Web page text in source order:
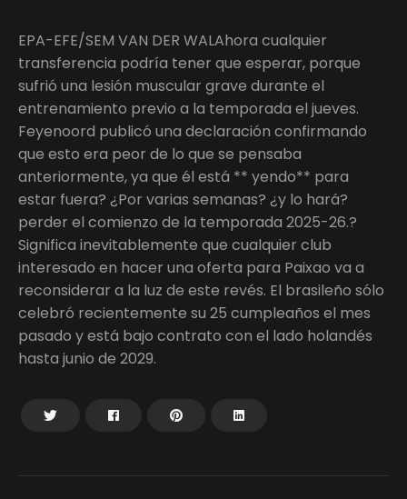
EPA-EFE/SEM VAN DER WALAhora cualquier
transferencia podría tener que esperar, porque
sufrió una lesión muscular grave durante el
entrenamiento previo a la temporada el jueves.
Feyenoord publicó una declaración confirmando
que esto era peor de lo que se pensaba
anteriormente, ya que él está ** yendo** para
estar fuera? ¿Por varias semanas? ¿y lo hará?
perder el comienzo de la temporada 2025-26.?
Significa inevitablemente que cualquier club
interesado en hacer una oferta para Paixao va a
reconsiderar a la luz de este revés. El brasileño sólo
celebró recientemente su 25 cumpleaños el mes
pasado y está bajo contrato con el lado holandés
hasta junio de 2029.